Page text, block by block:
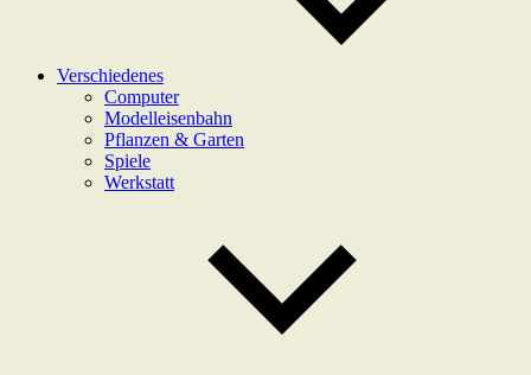
Verschiedenes
Computer
Modelleisenbahn
Pflanzen & Garten
Spiele
Werkstatt